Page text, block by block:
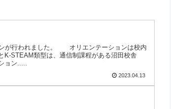
ンが行われました。 オリエンテーションは校内
K-STEAM類型は、通信制課程がある沼田校舎
ョン.....
2023.04.13